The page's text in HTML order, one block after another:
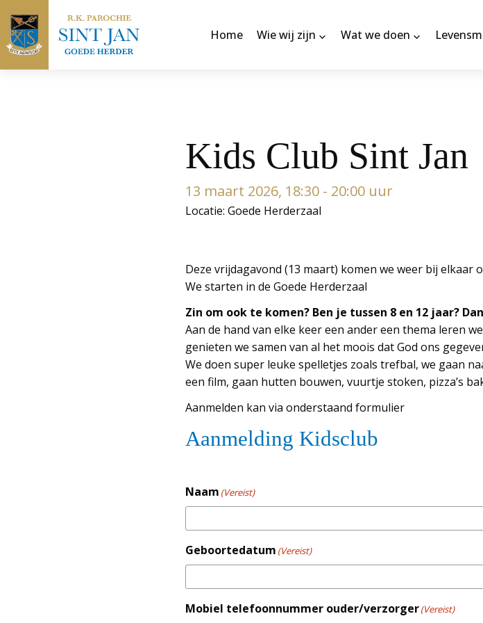
Home Wie wij zijn Wat we doen
Kids Club Sint Jan
13 maart 2026, 18:30 - 20:00 uur
Locatie: Goede Herderzaal
Deze vrijdagavond (13 maart) komen we weer bij elkaar
We starten in de Goede Herderzaal
Zin om ook te komen? Ben je tussen 8 en 12 jaar?
Aan de hand van elke keer een ander een thema leren
genieten we samen van al het moois dat God ons
We doen super leuke spelletjes zoals trefbal, we gaan
een film, gaan hutten bouwen, vuurtje stoken, pizza’s
Aanmelden kan via onderstaand formulier
Aanmelding Kidsclub
Naam (Vereist)
Geboortedatum (Vereist)
Mobiel telefoonnummer ouder/verzorger(Vereist)